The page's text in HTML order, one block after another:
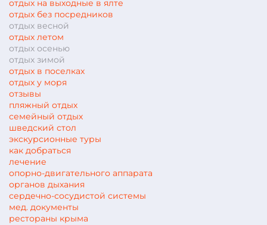
отдых на выходные в ялте
отдых без посредников
отдых весной
отдых летом
отдых осенью
отдых зимой
отдых в поселках
отдых у моря
отзывы
пляжный отдых
семейный отдых
шведский стол
экскурсионные туры
как добраться
лечение
опорно-двигательного аппарата
органов дыхания
сердечно-сосудистой системы
мед. документы
рестораны крыма